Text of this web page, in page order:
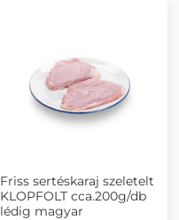
Friss sertéskaraj szeletelt
KLOPFOLT cca.200g/db
lédig magyar